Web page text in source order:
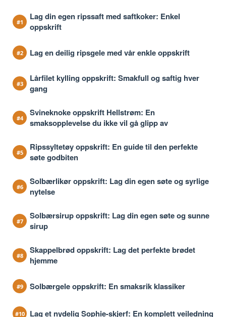
Lag din egen ripssaft med saftkoker: Enkel
oppskrift
Lag en deilig ripsgele med vår enkle oppskrift
Lårfilet kylling oppskrift: Smakfull og saftig hver
gang
Svineknoke oppskrift Hellstrøm: En
smaksopplevelse du ikke vil gå glipp av
Ripssyltetøy oppskrift: En guide til den perfekte
søte godbiten
Solbærlikør oppskrift: Lag din egen søte og syrlige
nytelse
Solbærsirup oppskrift: Lag din egen søte og sunne
sirup
Skappelbrød oppskrift: Lag det perfekte brødet
hjemme
Solbærgele oppskrift: En smaksrik klassiker
Lag et nydelig Sophie-skjerf: En komplett veiledning